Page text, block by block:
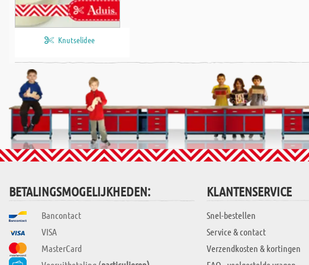
Knutselidee
BETALINGSMOGELIJKHEDEN:
Bancontact
VISA
MasterCard
KLANTENSERVICE
Snel-bestellen
Service & contact
Verzendkosten & kortingen